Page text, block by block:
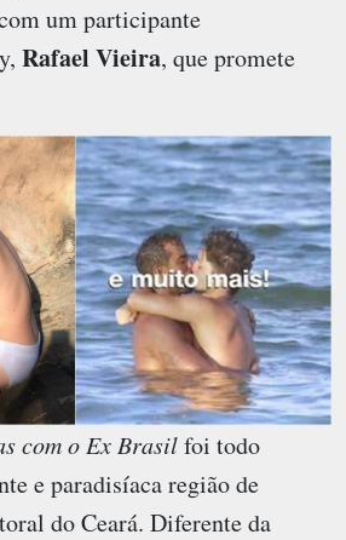
um participante
Rafael Vieira, que promete
com o Ex Brasilfoi todo
e paradisíaca região de
do Ceará. Diferente da